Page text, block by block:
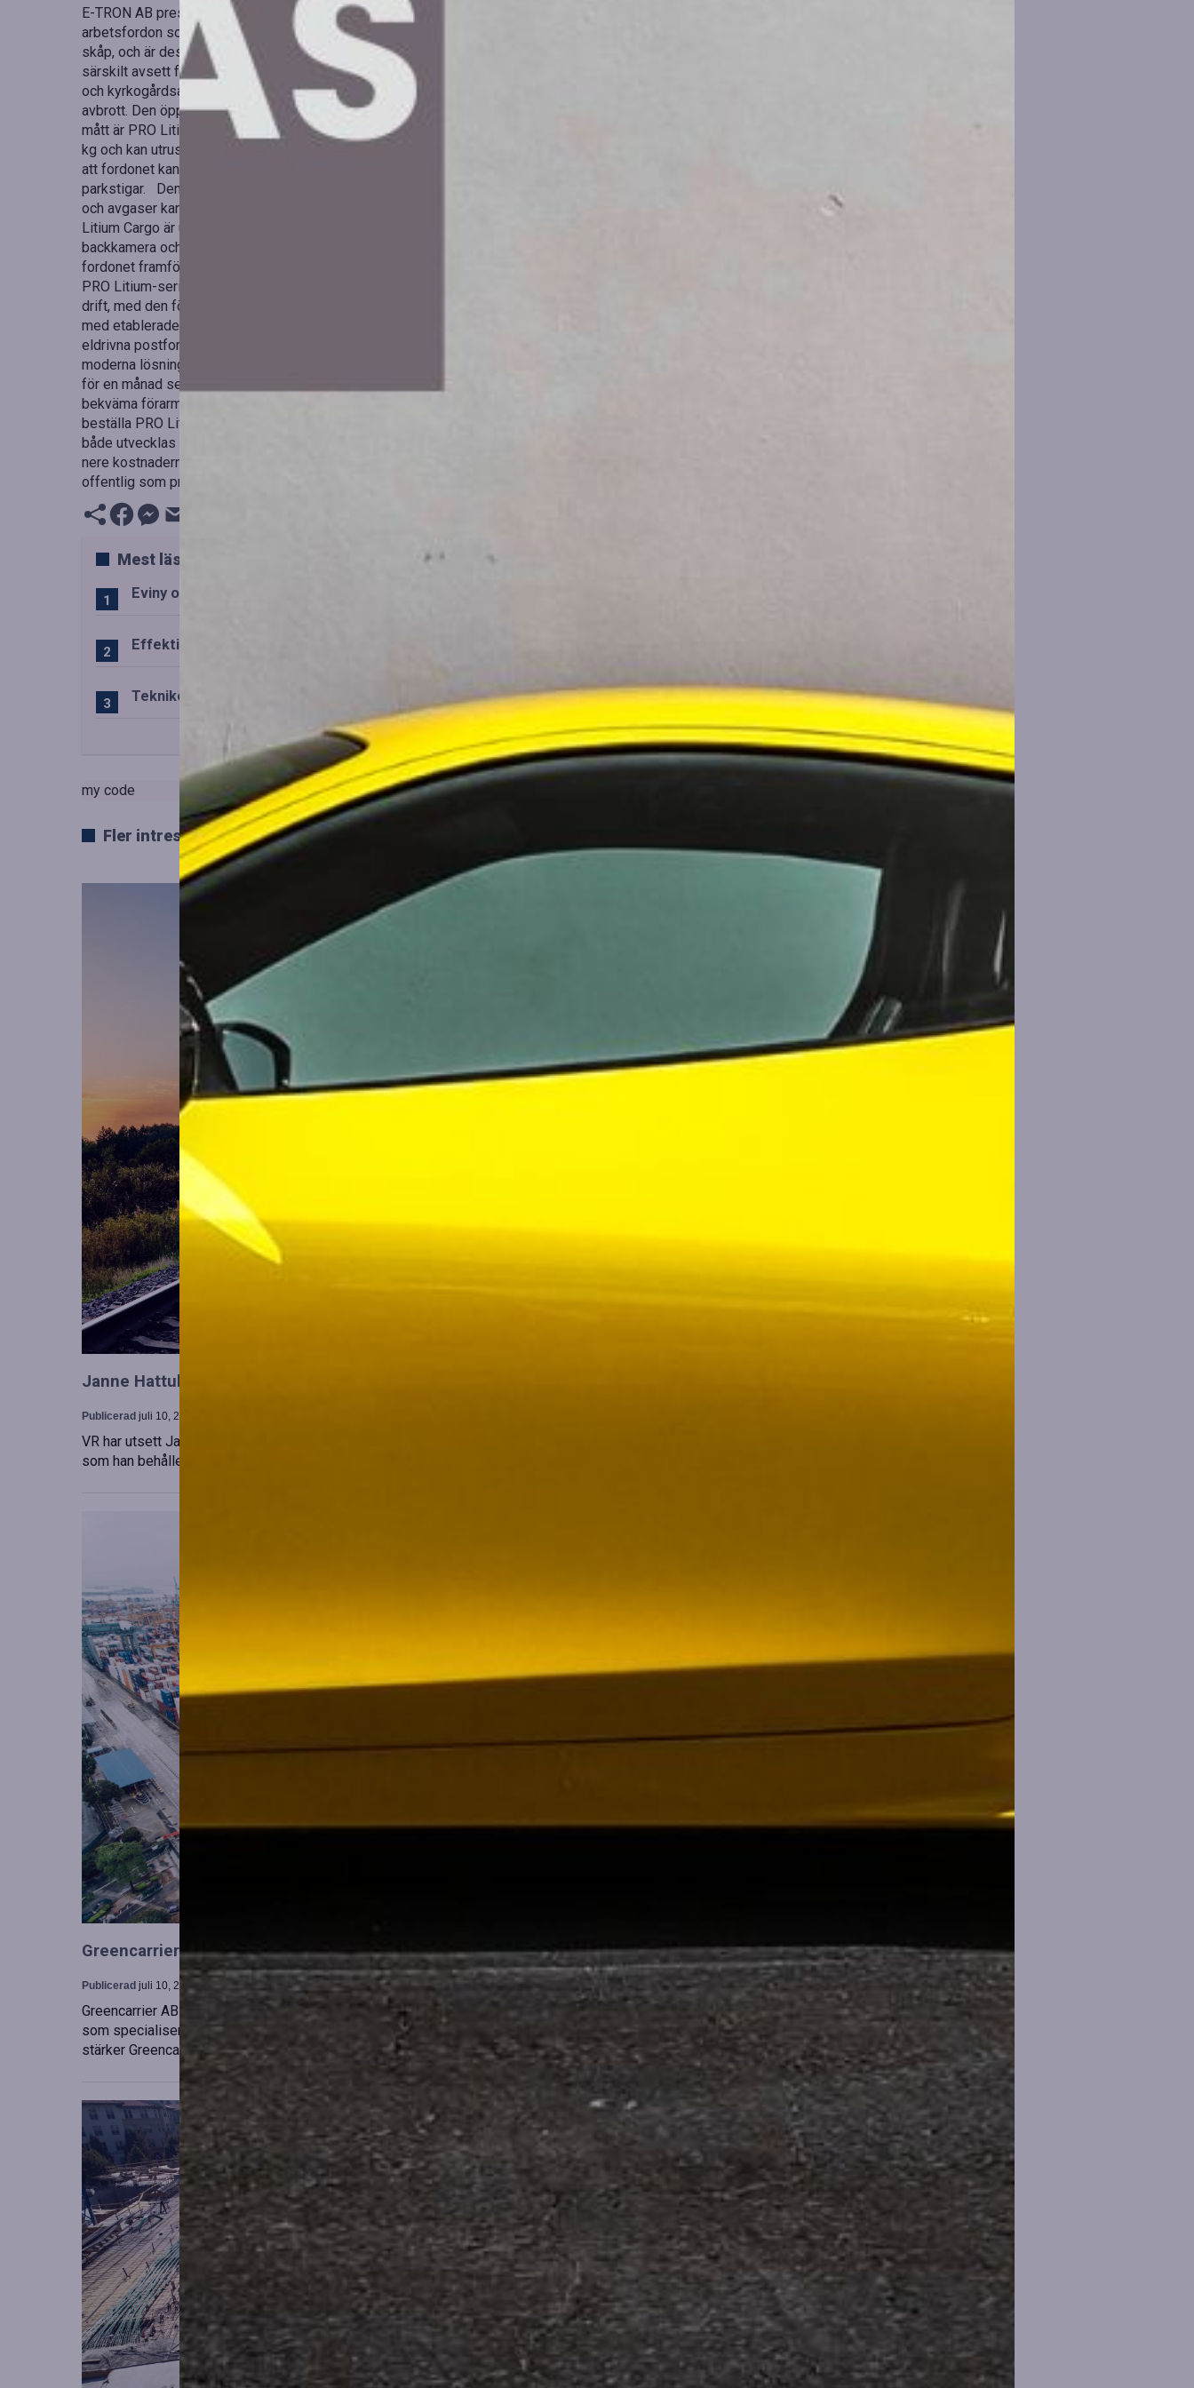
E-TRON AB presenterar stolt PRO Litium Cargo, som är den första modellen i en ny serie eldrivna
arbetsfordon som kommer att lanseras under 2026. Den finns i två versioner, antingen med flak eller
skåp, och är designad för verksamheter där föraren ofta kliver i och ur fordonet. Fordonet är
särskilt avsett för uppgifter som kännetecknas av korta stopp och förflyttningar, såsom parkskötsel
och kyrkogårdsarbete. Tanken är att föraren enkelt ska kunna utföra sina uppgifter utan onödiga
avbrott. Den öppna förarhytten utan dörrar är en viktig del av denna design. Trots sina kompakta
mått är PRO Litium Cargo konstruerat för att klara av transportbehov. Flaket kan lasta upp till 1 000
kg och kan utrustas med en hydraulisk tipp för effektiv avlastning. En svängradie på fem meter gör
att fordonet kan manövrera på trånga platser, vilket är viktigt i exempelvis kyrkogårdar och smala
parkstigar. Den elektriska drivlinan är tystgående, vilket gör fordonet lämpligt för miljöer där buller
och avgaser kan vara ett problem. Förarutrymmet är noggrant utformat, med fokus på komfort. PRO
Litium Cargo är utrustat med komfortstolar, fjädring och skivbromsar på alla hjul samt förarstöd som
backkamera och automatisk parkeringsbroms. Med registrering som motorredskap klass 2 kan
fordonet framföras med traktorkort eller AM-kort, vilket ger fler medarbetare möjlighet att köra det.
PRO Litium-serien utvecklades för att tillgodose behovet av fordon som klarar krävande daglig
drift, med den första modellen lanserad 2019. Serien har utvecklats av E-TRON AB i samarbete
med etablerade fordonstillverkare. 2022 valdes PRO Litium av PostNord i en upphandling av
eldrivna postfordon. PRO Litium Cargo representerar ett steg framåt när det gäller komfort och
moderna lösningar. Det första exemplaret av PRO Litium Cargo levererades till Västerås pastorat
för en månad sedan och har fått genomgående positiv feedback. Användarna har uttryckt sig om den
bekväma förarmiljön, det rymliga flaket, bra fjädring och den tysta driften. Offentlig sektor kan nu
beställa PRO Litium Cargo genom ramavtal hos Adda. ”Eftersom det är vårt eget fordonsmärke som
både utvecklas och tillverkas i samarbete med en etablerad fordonstillverkare har vi kunnat hålla
nere kostnaderna utan att tumma på kvaliteten. Det innebär att fler verksamheter, inom såväl
offentlig som privat sektor, får råd och möjlighet att ställa om till eldrift,” säger en talesperson.
Mest lästa
Eviny och Statkraft förenar snabbladdningstjänster i Norden
Effektiv drift av trafiktekniska system i Sverige
Teknikens roll i den svenska spelupplevelsen
my code
Fler intressanta artiklar
Janne Hattula tillträder som ny ledare för VR City Traffic i Sverige och Finland
Publicerad juli 10, 2026
VR har utsett Janne Hattula att leda verksamheten för upphandlad kollektivtrafik i Sverige, samtidigt
som han behåller sitt ansvar i Finland. Detta sker i kölvattnet av Johan Oscarssons avsked från…
Greencarrier utökar sin verksamhet genom förvärv av Containerhandel CARU
Publicerad juli 10, 2026
Greencarrier AB har förvärvat en majoritetsandel i Containerhandel CARU AB, ett svenskt företag
som specialiserar sig på försäljning, uthyrning och skräddarsydda containerlösningar. Detta förvärv
stärker Greencarriers ställning inom containersektorn och…